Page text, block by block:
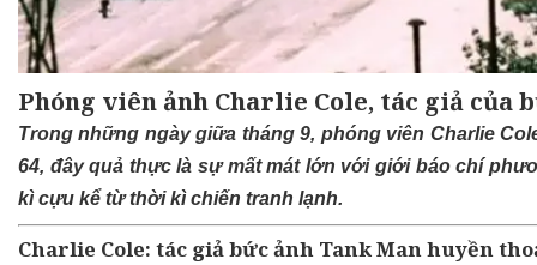
Phóng viên ảnh Charlie Cole, tác giả của
Trong những ngày giữa tháng 9, phóng viên Charlie
64, đây quả thực là sự mất mát lớn với giới báo chí
kì cựu kể từ thời kì chiến tranh lạnh.
Charlie Cole: tác giả bức ảnh Tank Man huyền